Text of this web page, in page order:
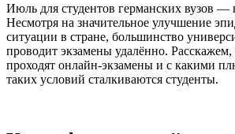
Июль для студентов германских вузов —
Несмотря на значительное улучшение
ситуации в стране, большинство
проводит экзамены удалённо.
проходят онлайн-экзамены и с какими
таких условий сталкиваются студенты.